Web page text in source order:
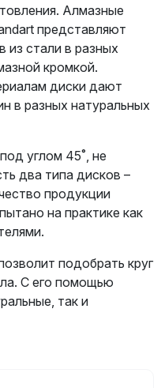
Алмазные
представляют
из стали в разных
кромкой.
диски дают
в разных натуральных
углом 45˚, не
два типа дисков –
продукции
на практике как
подобрать круг
С его помощью
так и